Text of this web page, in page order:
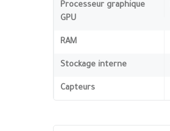
Processeur graphique
GPU
RAM
Stockage interne
Capteurs